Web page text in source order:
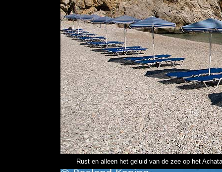
Rust en alleen het geluid van de zee op het